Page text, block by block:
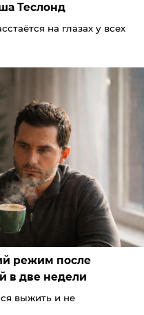
Теслонд
на глазах у всех
режим после
в две недели
выжить и не